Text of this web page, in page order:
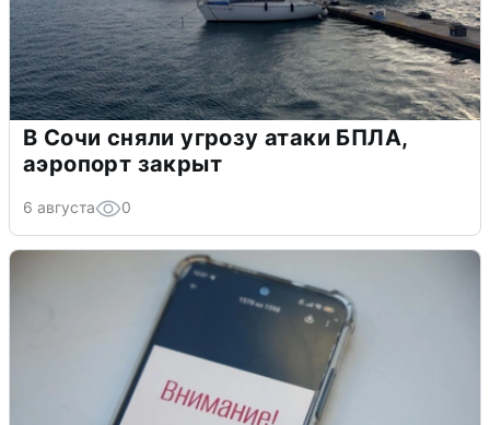
В Сочи сняли угрозу атаки БПЛА,
аэропорт закрыт
6 августа 0